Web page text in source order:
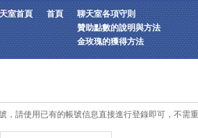
室首頁 首頁
聊天室各項守則
贊助點數的說明與方法
金玫瑰的獲得方法
，請使用已有的帳號信息直接進行登錄即可，不需